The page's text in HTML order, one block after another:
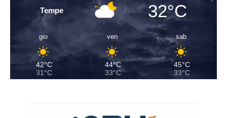
Tempe 32°C
gio
42°C
31°C
ven
44°C
33°C
sab
45°C
33°C